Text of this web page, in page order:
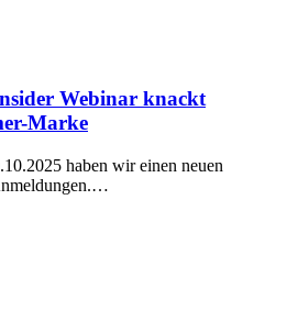
Webinar knackt
Marke
haben wir einen neuen